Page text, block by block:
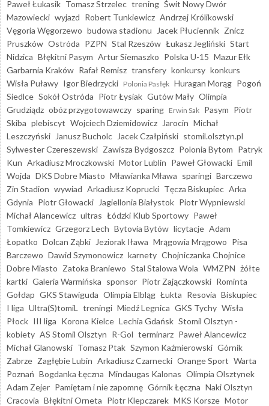
Paweł Łukasik Tomasz Strzelec trening Świt Nowy Dwór
Mazowiecki wyjazd Robert Tunkiewicz Andrzej Królikowski
Vęgoria Węgorzewo budowa stadionu Jacek Płuciennik Znicz
Pruszków Ostróda PZPN Stal Rzeszów Łukasz Jegliński Start
Nidzica Błękitni Pasym Artur Siemaszko Polska U-15 Mazur Ełk
Garbarnia Kraków Rafał Remisz transfery konkursy konkurs
Wisła Puławy Igor Biedrzycki Polonia Pasłęk Huragan Morąg Pogoń
Siedlce Sokół Ostróda Piotr Łysiak Gutów Mały Olimpia
Grudziądz obóz przygotowawczy sparing Erwin Sak Pasym Piotr
Skiba plebiscyt Wojciech Dziemidowicz Jarocin Michał
Leszczyński
Janusz Bucholc Jacek Czałpiński stomil.olsztyn.pl
Sylwester Czereszewski Zawisza Bydgoszcz Polonia Bytom Patryk
Kun Arkadiusz Mroczkowski Motor Lublin Paweł Głowacki Emil
Wojda DKS Dobre Miasto Mławianka Mława sparingi Barczewo
Zin Stadion wywiad Arkadiusz Koprucki Tęcza Biskupiec Arka
Gdynia Piotr Głowacki Jagiellonia Białystok Piotr Wypniewski
Michał Alancewicz ultras Łódzki Klub Sportowy Paweł
Tomkiewicz Grzegorz Lech Bytovia Bytów licytacje Adam
Łopatko Dolcan Ząbki Jeziorak Iława Mrągowia Mrągowo Pisa
Barczewo Dawid Szymonowicz karnety Chojniczanka Chojnice
Dobre Miasto Zatoka Braniewo Stal Stalowa Wola WMZPN żółte
kartki Galeria Warmińska sponsor Piotr Zajączkowski Rominta
Gołdap GKS Stawiguda Olimpia Elbląg Łukta Resovia Biskupiec
I liga Ultra(S)tomiL treningi Miedź Legnica GKS Tychy Wisła
Płock III liga Korona Kielce Lechia Gdańsk Stomil Olsztyn -
kobiety AS Stomil Olsztyn R-Gol terminarz Paweł Alancewicz
Michał Glanowski Tomasz Ptak Szymon Kaźmierowski Górnik
Zabrze Zagłębie Lubin Arkadiusz Czarnecki Orange Sport Warta
Poznań Bogdanka Łęczna Mindaugas Kalonas Olimpia Olsztynek
Adam Zejer Pamiętam i nie zapomnę Górnik Łęczna Naki Olsztyn
Cracovia Błękitni Orneta Piotr Klepczarek MKS Korsze Motor